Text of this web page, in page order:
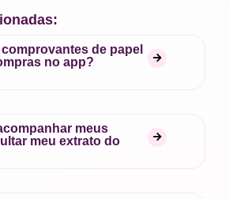
de papel
no app?
meus
meu extrato do